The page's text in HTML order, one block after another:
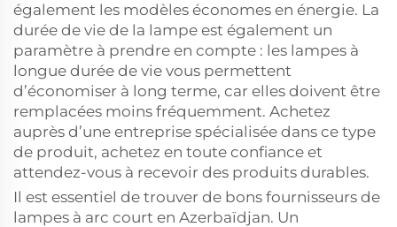
également les modèles économes en énergie. La
durée de vie de la lampe est également un
paramètre à prendre en compte : les lampes à
longue durée de vie vous permettent
d’économiser à long terme, car elles doivent être
remplacées moins fréquemment. Achetez
auprès d’une entreprise spécialisée dans ce type
de produit, achetez en toute confiance et
attendez-vous à recevoir des produits durables.
Il est essentiel de trouver de bons fournisseurs de
lampes à arc court en Azerbaïdjan. Un